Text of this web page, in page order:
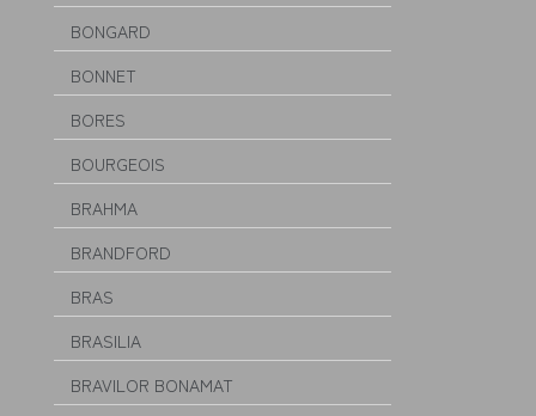
BONGARD
BONNET
BORES
BOURGEOIS
BRAHMA
BRANDFORD
BRAS
BRASILIA
BRAVILOR BONAMAT